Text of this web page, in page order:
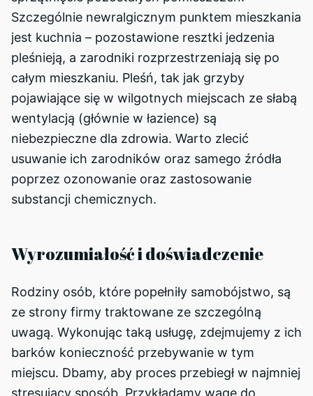
Szczególnie newralgicznym punktem mieszkania
jest kuchnia – pozostawione resztki jedzenia
pleśnieją, a zarodniki rozprzestrzeniają się po
całym mieszkaniu. Pleśń, tak jak grzyby
pojawiające się w wilgotnych miejscach ze słabą
wentylacją (głównie w łazience) są
niebezpieczne dla zdrowia. Warto zlecić
usuwanie ich zarodników oraz samego źródła
poprzez ozonowanie oraz zastosowanie
substancji chemicznych.
Wyrozumiałość i doświadczenie
Rodziny osób, które popełniły samobójstwo, są
ze strony firmy traktowane ze szczególną
uwagą. Wykonując taką usługę, zdejmujemy z ich
barków konieczność przebywanie w tym
miejscu. Dbamy, aby proces przebiegł w najmniej